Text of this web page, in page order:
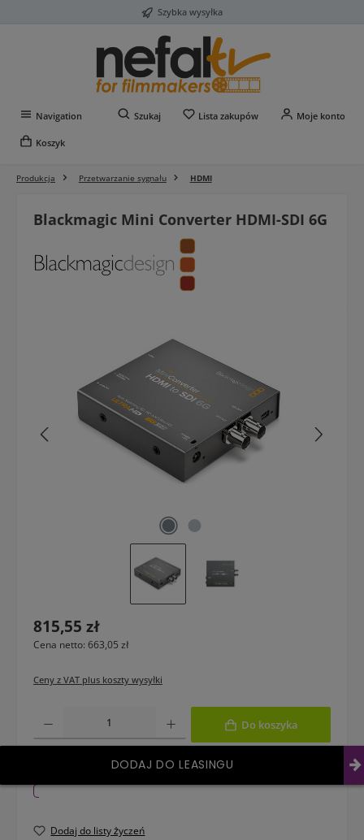
Szybka wysyłka
Navigation Szukaj Lista zakupówMasz 0 przedmioty na
Moje konto
Koszyk
Produkcja Przetwarzanie sygnału HDMI
Blackmagic Mini Converter HDMI-SDI 6G
Cena regularna:
815,55 zł
Cena netto: 663,05 zł
Ceny z VAT plus koszty wysyłki
Do koszyka
DODAJ DO LEASINGU
Dodaj do listy życzeń